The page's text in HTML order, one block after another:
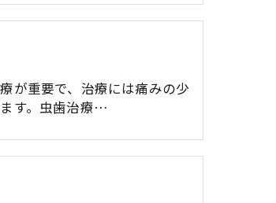
が重要で、治療には痛みの少
す。虫歯治療…